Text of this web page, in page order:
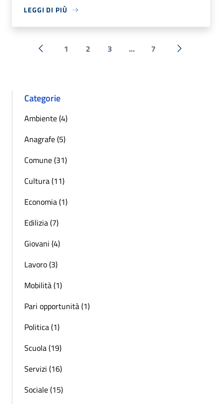
LEGGI DI PIÙ
« Precedente
1 2 3 ... 7
Successiva
Categorie
Ambiente (4)
Anagrafe (5)
Comune (31)
Cultura (11)
Economia (1)
Edilizia (7)
Giovani (4)
Lavoro (3)
Mobilità (1)
Pari opportunità (1)
Politica (1)
Scuola (19)
Servizi (16)
Sociale (15)